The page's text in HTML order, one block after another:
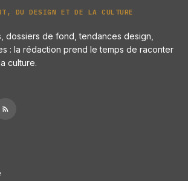
DU DESIGN ET DE LA CULTURE
dossiers de fond, tendances design,
: la rédaction prend le temps de raconter
culture.